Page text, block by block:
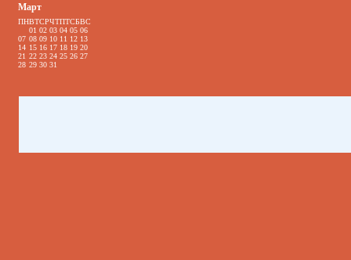
Март
ПНВТСРЧТПТСБВС
01 02 03 04 05 06
07 08 09 10 11 12 13
14 15 16 17 18 19 20
21 22 23 24 25 26 27
28 29 30 31